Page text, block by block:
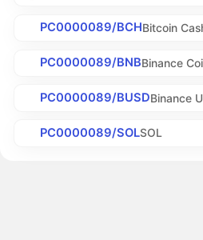
PC0000089/BCHBitcoin
PC0000089/BNBBinance
PC0000089/BUSDBinance
PC0000089/SOLSOL